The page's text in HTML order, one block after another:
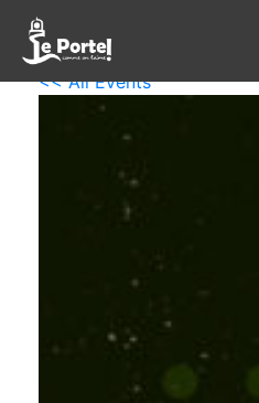
<< All Events